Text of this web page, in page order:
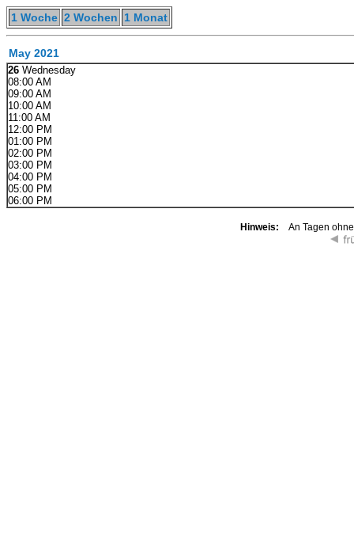
1 Woche 2 Wochen 1 Monat
May 2021
26 Wednesday
08:00 AM
09:00 AM
10:00 AM
11:00 AM
12:00 PM
01:00 PM
02:00 PM
03:00 PM
04:00 PM
05:00 PM
06:00 PM
Hinweis: An Tagen